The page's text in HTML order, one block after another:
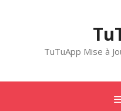
TuTuApp Mise à